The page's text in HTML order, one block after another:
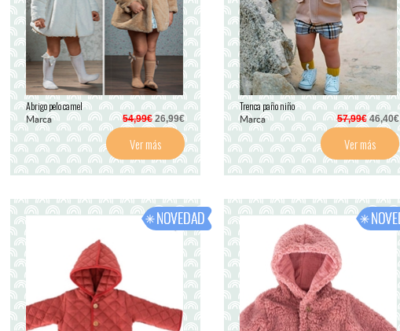
Abrigo pelo camel
Marca 54,99€26,99€
Ver más
Trenca paño niño
Marca 57,99€46,40€
Ver más